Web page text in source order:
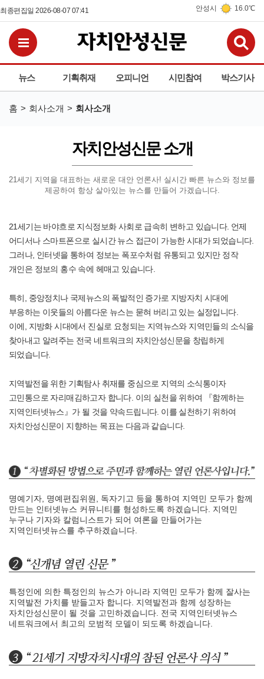
최종편집일 2026-08-07 07:41 안성시 16.0℃
뉴스 기획취재 오피니언 시민참여 박스기사
전체메뉴보기
홈 회사소개 회사소개
자치안성신문 소개
21세기 지역을 대표하는 새로운 대안 언론사! 실시간 빠른 뉴스와 정보를
제공하여 항상 살아있는 뉴스를 만들어 가겠습니다.
21세기는 바야흐로 지식정보화 사회로 급속히 변하고 있습니다. 언제
어디서나 스마트폰으로 실시간 뉴스 접근이 가능한 시대가 되었습니다.
그러나, 인터넷을 통하여 정보는 폭포수처럼 유통되고 있지만 정작
개인은 정보의 홍수 속에 헤매고 있습니다.
특히, 중앙정치나 국제뉴스의 폭발적인 증가로 지방자치 시대에
부응하는 이웃들의 아름다운 뉴스는 묻혀 버리고 있는 실정입니다.
이에, 지방화 시대에서 진실로 요청되는 지역뉴스와 지역민들의 소식을
찾아내고 알려주는 전국 네트워크의 자치안성신문을 창립하게
되었습니다.
지역발전을 위한 기획탐사 취재를 중심으로 지역의 소식통이자
고민통으로 자리매김하고자 합니다. 이의 실천을 위하여 『함께하는
지역인터넷뉴스』가 될 것을 약속드립니다. 이를 실천하기 위하여
자치안성신문이 지향하는 목표는 다음과 같습니다.
명예기자, 명예편집위원, 독자기고 등을 통하여 지역민 모두가 함께
만드는 인터넷뉴스 커뮤니티를 형성하도록 하겠습니다. 지역민
누구나 기자와 칼럼니스트가 되어 여론을 만들어가는
지역인터넷뉴스를 추구하겠습니다.
특정인에 의한 특정인의 뉴스가 아니라 지역민 모두가 함께 잘사는
지역발전 가치를 받들고자 합니다. 지역발전과 함께 성장하는
자치안성신문이 될 것을 고민하겠습니다. 전국 지역인터넷뉴스
네트워크에서 최고의 모범적 모델이 되도록 하겠습니다.